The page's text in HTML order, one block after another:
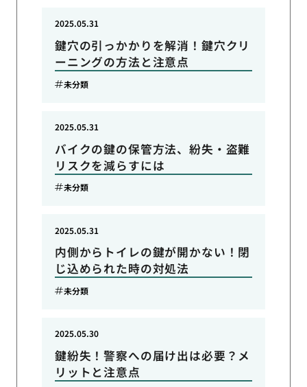
鍵穴の引っかかりを解消！鍵穴クリ
ーニングの方法と注意点
2025.05.31
未分類
バイクの鍵の保管方法、紛失・盗難
リスクを減らすには
2025.05.31
未分類
内側からトイレの鍵が開かない！閉
じ込められた時の対処法
2025.05.31
未分類
鍵紛失！警察への届け出は必要？メ
リットと注意点
2025.05.30